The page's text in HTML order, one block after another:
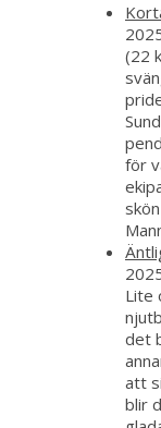
(22
för
Lite
det
att
blir